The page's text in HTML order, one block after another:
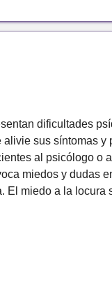
hitos de su
dificultades
sus síntomas y
al psicólogo o
miedos y dudas
El miedo a la locura
emociones sin
físicas sin
que el trabajo de